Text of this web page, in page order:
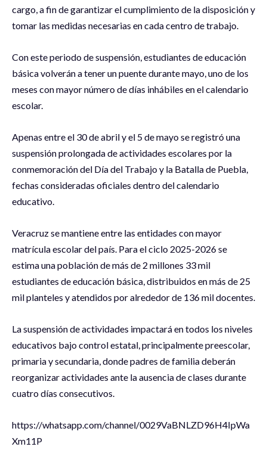
cargo, a fin de garantizar el cumplimiento de la disposición y
tomar las medidas necesarias en cada centro de trabajo.
Con este periodo de suspensión, estudiantes de educación
básica volverán a tener un puente durante mayo, uno de los
meses con mayor número de días inhábiles en el calendario
escolar.
Apenas entre el 30 de abril y el 5 de mayo se registró una
suspensión prolongada de actividades escolares por la
conmemoración del Día del Trabajo y la Batalla de Puebla,
fechas consideradas oficiales dentro del calendario
educativo.
Veracruz se mantiene entre las entidades con mayor
matrícula escolar del país. Para el ciclo 2025-2026 se
estima una población de más de 2 millones 33 mil
estudiantes de educación básica, distribuidos en más de 25
mil planteles y atendidos por alrededor de 136 mil docentes.
La suspensión de actividades impactará en todos los niveles
educativos bajo control estatal, principalmente preescolar,
primaria y secundaria, donde padres de familia deberán
reorganizar actividades ante la ausencia de clases durante
cuatro días consecutivos.
‪https://whatsapp.com/channel/0029VaBNLZD96H4IpWa
Xm11P